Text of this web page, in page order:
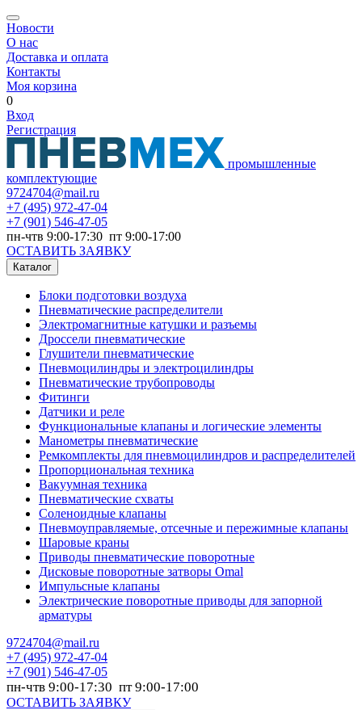
Новости
О нас
Доставка и оплата
Контакты
Моя корзина
0
Вход
Регистрация
промышленные
комплектующие
9724704@mail.ru
+7 (495) 972-47-04
+7 (901) 546-47-05
пн-чтв 9:00-17:30 пт 9:00-17:00
ОСТАВИТЬ ЗАЯВКУ
Каталог
Блоки подготовки воздуха
Пневматические распределители
Электромагнитные катушки и разъемы
Дроссели пневматические
Глушители пневматические
Пневмоцилиндры и электроцилиндры
Пневматические трубопроводы
Фитинги
Датчики и реле
Функциональные клапаны и логические элементы
Манометры пневматические
Ремкомплекты для пневмоцилиндров и распределителей
Пропорциональная техника
Вакуумная техника
Пневматические схваты
Соленоидные клапаны
Пневмоуправляемые, отсечные и пережимные клапаны
Шаровые краны
Приводы пневматические поворотные
Дисковые поворотные затворы Omal
Импульсные клапаны
Электрические поворотные приводы для запорной
арматуры
9724704@mail.ru
+7 (495) 972-47-04
+7 (901) 546-47-05
пн-чтв 9:00-17:30 пт 9:00-17:00
ОСТАВИТЬ ЗАЯВКУ